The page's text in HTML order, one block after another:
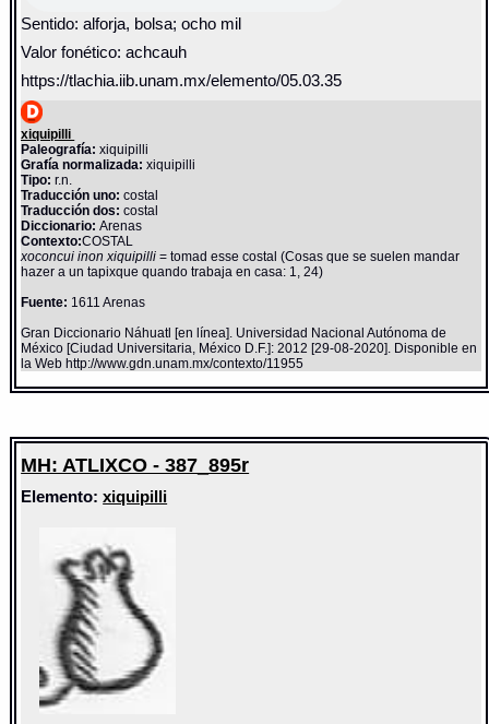
Sentido: alforja, bolsa; ocho mil
Valor fonético: achcauh
https://tlachia.iib.unam.mx/elemento/05.03.35
xiquipilli
Paleografía: xiquipilli
Grafía normalizada: xiquipilli
Tipo: r.n.
Traducción uno: costal
Traducción dos: costal
Diccionario:Arenas
Contexto:COSTAL
xoconcui inon xiquipilli= tomad esse costal (Cosas que se suelen mandar
hazer a un tapixque quando trabaja en casa: 1, 24)
Fuente: 1611 Arenas
Gran Diccionario Náhuatl [en línea]. Universidad Nacional Autónoma de
México [Ciudad Universitaria, México D.F.]: 2012 [29-08-2020]. Disponible en
la Web http://www.gdn.unam.mx/contexto/11955
MH: ATLIXCO - 387_895r
Elemento:xiquipilli